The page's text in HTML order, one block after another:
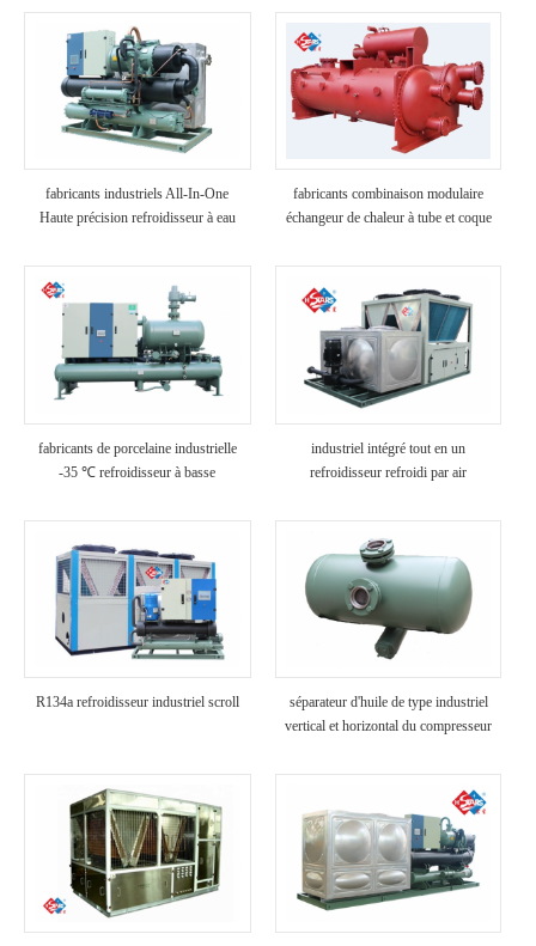
fabricants industriels All-In-One
Haute précision refroidisseur à eau
fabricants combinaison modulaire
échangeur de chaleur à tube et coque
fabricants de porcelaine industrielle
-35 ℃ refroidisseur à basse
industriel intégré tout en un
refroidisseur refroidi par air
R134a refroidisseur industriel scroll
séparateur d'huile de type industriel
vertical et horizontal du compresseur